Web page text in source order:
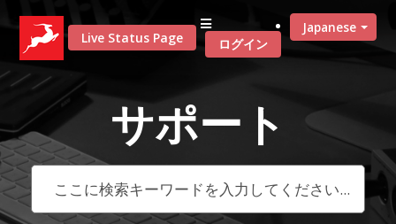
Live Status Page
Japanese
ログイン
サポート